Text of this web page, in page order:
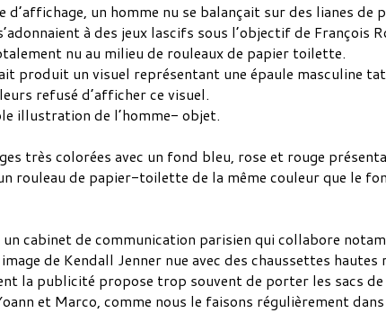
d’affichage, un homme nu se balançait sur des lianes
à des jeux lascifs sous l’objectif de François
nu au milieu de rouleaux de papier toilette.
produit un visuel représentant une épaule masculine
refusé d’afficher ce visuel.
illustration de l’homme- objet.
très colorées avec un fond bleu, rose et rouge
rouleau de papier-toilette de la même couleur que le
cabinet de communication parisien qui collabore
de Kendall Jenner nue avec des chaussettes
la publicité propose trop souvent de porter les sacs
et Marco, comme nous le faisons régulièrement